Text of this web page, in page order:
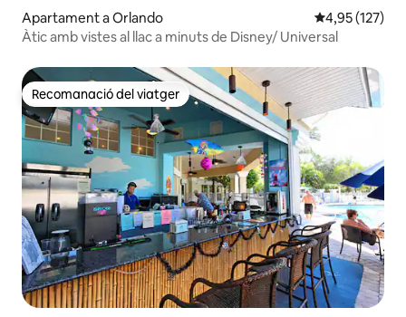
Apartament a Orlando 4,95 de
4,95 (127)
Àtic amb vistes al llac a minuts de Disney/ Universal
Recomanació del viatger
Recomanació del viatger